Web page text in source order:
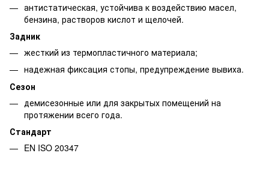
антистатическая, устойчива к воздействию масел,
бензина, растворов кислот и щелочей.
Задник
жесткий из термопластичного материала;
надежная фиксация стопы, предупреждение вывиха.
Сезон
демисезонные или для закрытых помещений на
протяжении всего года.
Стандарт
EN ISO 20347